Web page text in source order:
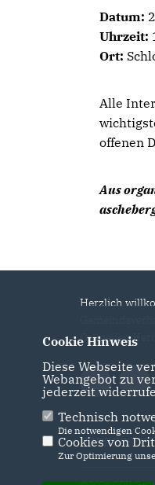
Datum:
Uhrzeit:
Ort:
Alle
offenen
Aus
Herzlich
Ortsteilen
IMPRESSUM
Cookie Hinweis
Diese Webseite
Webangebot zu
jederzeit
Technisch
Die notwendigen
Cookies von
Zur Optimierung